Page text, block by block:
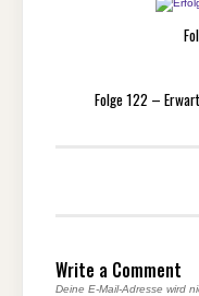
Folge 122 –
Write a Comment
Deine E-Mail-Adresse wird